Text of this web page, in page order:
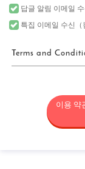
답글 알림 이메일
특집 이메일 수신（
Terms and
“FUN! JAPAN”
포함하되 이에
될 수 있음)(“사
를 통칭하며, 일
이용 약